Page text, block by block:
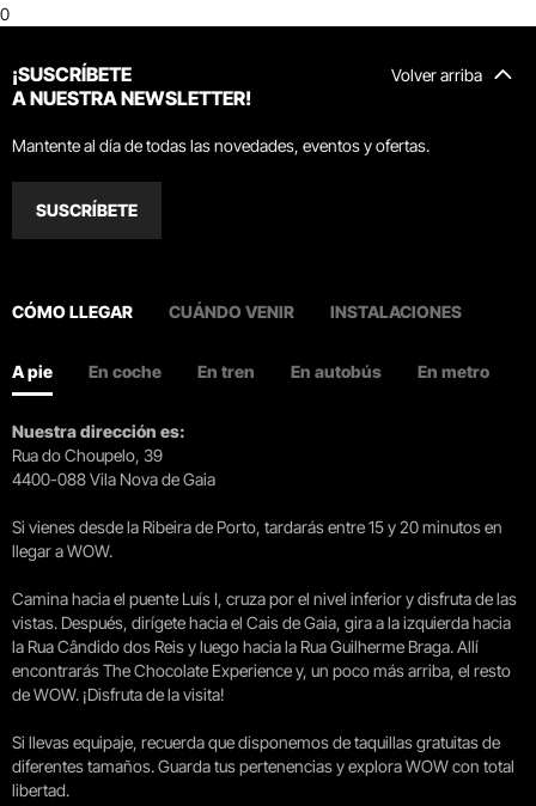
0
Volver arriba
¡SUSCRÍBETE
A NUESTRA NEWSLETTER!
Mantente al día de todas las novedades, eventos y ofertas.
SUSCRÍBETE
CÓMO LLEGAR CUÁNDO VENIR INSTALACIONES
A pie En coche En tren En autobús En metro
Nuestra dirección es:
Rua do Choupelo, 39
4400-088 Vila Nova de Gaia
Si vienes desde la Ribeira de Porto, tardarás entre 15 y 20 minutos en
llegar a WOW.
Camina hacia el puente Luís I, cruza por el nivel inferior y disfruta de las
vistas. Después, dirígete hacia el Cais de Gaia, gira a la izquierda hacia
la Rua Cândido dos Reis y luego hacia la Rua Guilherme Braga. Allí
encontrarás The Chocolate Experience y, un poco más arriba, el resto
de WOW. ¡Disfruta de la visita!
Si llevas equipaje, recuerda que disponemos de taquillas gratuitas de
diferentes tamaños. Guarda tus pertenencias y explora WOW con total
libertad.